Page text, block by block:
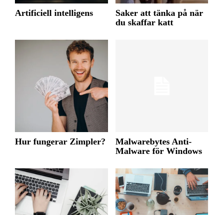
Artificiell intelligens
Saker att tänka på när
du skaffar katt
Hur fungerar Zimpler?
Malwarebytes Anti-
Malware för Windows